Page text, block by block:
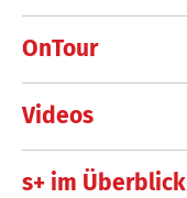
OnTour
Videos
s+ im Überblick